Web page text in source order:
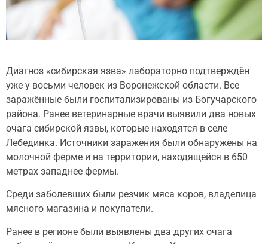
Диагноз «сибирская язва» лабораторно подтверждён
уже у восьми человек из Воронежской области. Все
заражённые были госпитализированы из Богучарского
района. Ранее ветеринарные врачи выявили два новых
очага сибирской язвы, которые находятся в селе
Лебединка. Источники заражения были обнаружены на
молочной ферме и на территории, находящейся в 650
метрах западнее фермы.
Среди заболевших были резчик мяса коров, владелица
мясного магазина и покупатели.
Ранее в регионе были выявлены два других очага